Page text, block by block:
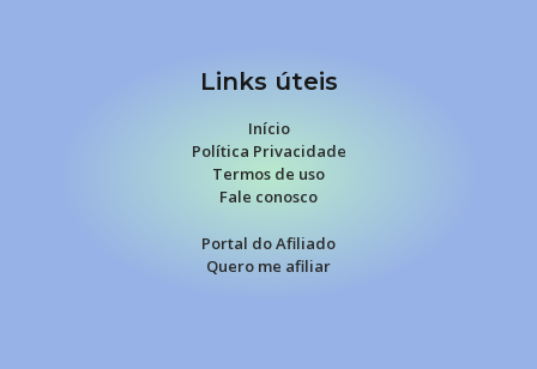
Links úteis
Início
Política Privacidade
Termos de uso
Fale conosco
Portal do Afiliado
Quero me afiliar